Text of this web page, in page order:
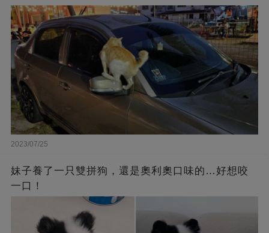
2023/07/25
妹子養了一只雙拼狗，還是奧利奧口味的…好想咬
一口！